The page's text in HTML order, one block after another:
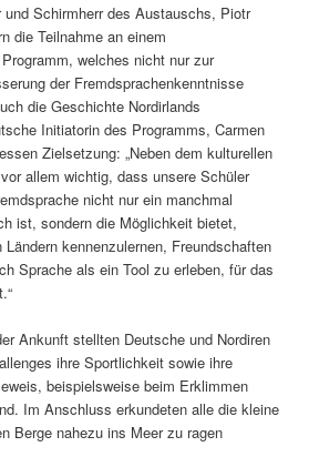
und Schirmherr des Austauschs, Piotr
die Teilnahme an einem
welches nicht nur zur
der Fremdsprachenkenntnisse
die Geschichte Nordirlands
Initiatorin des Programms, Carmen
Zielsetzung: „Neben dem kulturellen
allem wichtig, dass unsere Schüler
nicht nur ein manchmal
ist, sondern die Möglichkeit bietet,
Ländern kennenzulernen, Freundschaften
Sprache als ein Tool zu erleben, für das
Ankunft stellten Deutsche und Nordiren
ihre Sportlichkeit sowie ihre
beispielsweise beim Erklimmen
Im Anschluss erkundeten alle die kleine
Berge nahezu ins Meer zu ragen